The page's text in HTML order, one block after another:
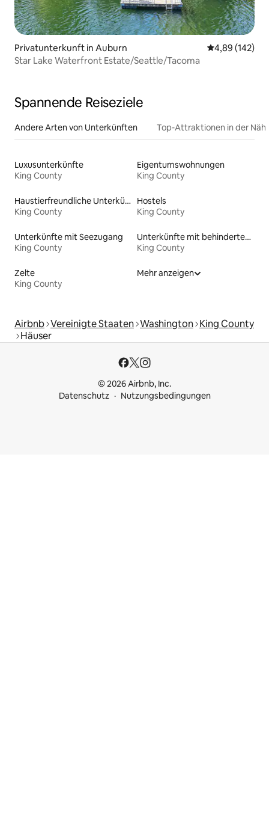
Privatunterkunft in Auburn
4,89 (142)
Star Lake Waterfront Estate/Seattle/Tacoma
Spannende Reiseziele
Andere Arten von Unterkünften Top-Attraktionen in der
Luxusunterkünfte
King County
Eigentumswohnungen
King County
Haustierfreundliche Unterkünfte
King County
Hostels
King County
Unterkünfte mit Seezugang
King County
Unterkünfte mit behindertengerechtem WC
King County
Zelte
King County
Mehr anzeigen
Airbnb Vereinigte Staaten Washington King County
Häuser
© 2026 Airbnb, Inc.
Datenschutz
Nutzungsbedingungen